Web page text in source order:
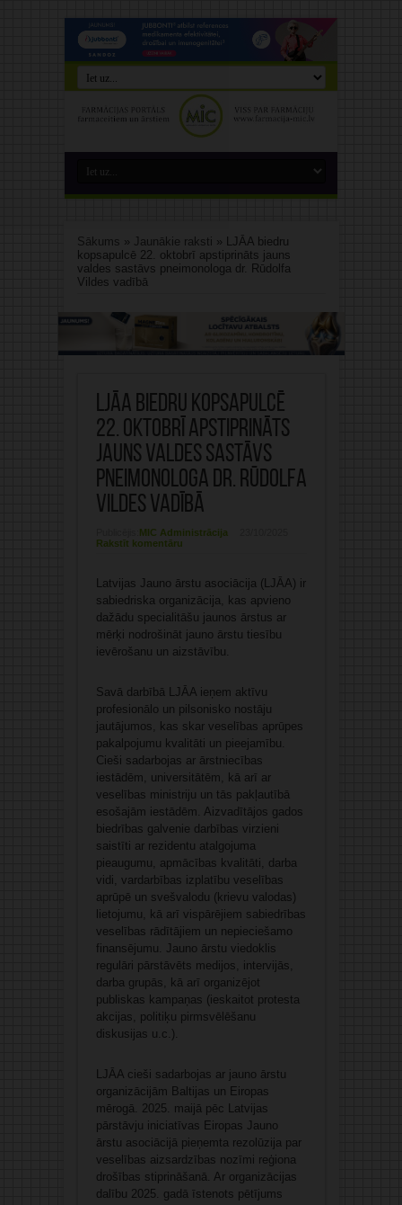
Sākums » Jaunākie raksti » LJĀA biedru
kopsapulcē 22. oktobrī apstiprināts jauns
valdes sastāvs pneimonologa dr. Rūdolfa
Vildes vadībā
LJĀA biedru kopsapulcē
22. oktobrī apstiprināts
jauns valdes sastāvs
pneimonologa dr. Rūdolfa
Vildes vadībā
MIC Administrācija
Rakstīt komentāru
Latvijas Jauno ārstu asociācija (LJĀA) ir
sabiedriska organizācija, kas apvieno
dažādu specialitāšu jaunos ārstus ar
mērķi nodrošināt jauno ārstu tiesību
ievērošanu un aizstāvību.
Savā darbībā LJĀA ieņem aktīvu
profesionālo un pilsonisko nostāju
jautājumos, kas skar veselības aprūpes
pakalpojumu kvalitāti un pieejamību.
Cieši sadarbojas ar ārstniecības
iestādēm, universitātēm, kā arī ar
veselības ministriju un tās pakļautībā
esošajām iestādēm. Aizvadītājos gados
biedrības galvenie darbības virzieni
saistīti ar rezidentu atalgojuma
pieaugumu, apmācības kvalitāti, darba
vidi, vardarbības izplatību veselības
aprūpē un svešvalodu (krievu valodas)
lietojumu, kā arī vispārējiem sabiedrības
veselības rādītājiem un nepieciešamo
finansējumu. Jauno ārstu viedoklis
regulāri pārstāvēts medijos, intervijās,
darba grupās, kā arī organizējot
publiskas kampaņas (ieskaitot protesta
akcijas, politiķu pirmsvēlēšanu
diskusijas u.c.).
LJĀA cieši sadarbojas ar jauno ārstu
organizācijām Baltijas un Eiropas
mērogā. 2025. maijā pēc Latvijas
pārstāvju iniciatīvas Eiropas Jauno
ārstu asociācijā pieņemta rezolūzija par
veselības aizsardzības nozīmi reģiona
drošības stiprināšanā. Ar organizācijas
dalību 2025. gadā īstenots pētījums